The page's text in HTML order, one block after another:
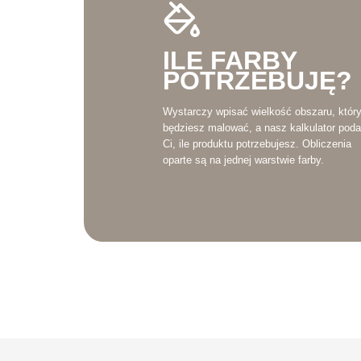
ILE FARBY
POTRZEBUJĘ?
Wystarczy wpisać wielkość obszaru, który
będziesz malować, a nasz kalkulator poda
Ci, ile produktu potrzebujesz. Obliczenia
oparte są na jednej warstwie farby.